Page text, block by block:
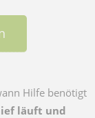
Hilfe benötigt
läuft und